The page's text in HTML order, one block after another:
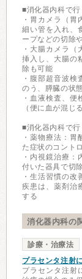
■消化器内科で行
・胃カメラ（
細い管を入れ、
ープなどの切除
・大腸カメラ（
挿入し、大腸の
除も可能
・腹部超音波
のう、膵臓の状
・血液検査、便
（便に血が混じ
■消化器内科で
・薬物療法：
た症状のコント
・内視鏡治療
付いた器具で切
・生活習慣の
疾患は、薬剤治
する
消化器内科の
診療・治療法
プラセンタ注射
プラセンタ注射